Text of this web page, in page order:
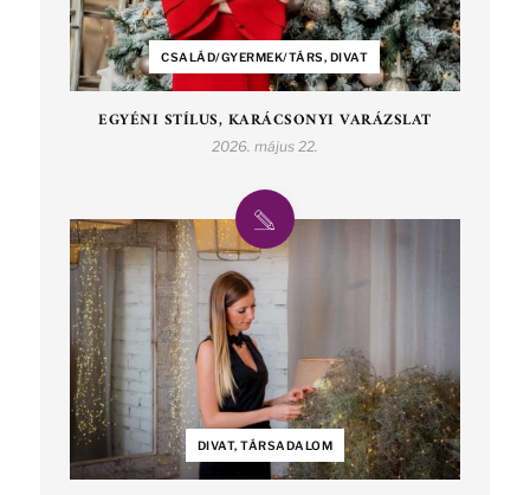
CSALÁD/GYERMEK/TÁRS, DIVAT
EGYÉNI STÍLUS, KARÁCSONYI VARÁZSLAT
2026. május 22.
DIVAT, TÁRSADALOM